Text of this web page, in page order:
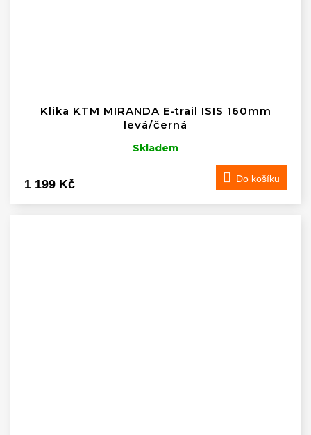
Klika KTM MIRANDA E-trail ISIS 160mm
levá/černá
Skladem
1 199 Kč Do košíku